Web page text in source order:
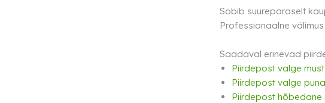
Sobib suurepäraselt
Professionaalne
Saadaval erinevad
Piirdepost valge
Piirdepost valge
Piirdepost hõbedane